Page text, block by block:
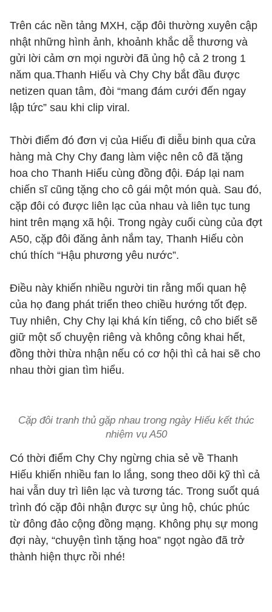
Trên các nền tảng MXH, cặp đôi thường xuyên cập
nhật những hình ảnh, khoảnh khắc dễ thương và
gửi lời cảm ơn mọi người đã ủng hộ cả 2 trong 1
năm qua.Thanh Hiếu và Chy Chy bắt đầu được
netizen quan tâm, đòi “mang đám cưới đến ngay
lập tức” sau khi clip viral.
Thời điểm đó đơn vị của Hiếu đi diễu binh qua cửa
hàng mà Chy Chy đang làm việc nên cô đã tặng
hoa cho Thanh Hiếu cùng đồng đội. Đáp lại nam
chiến sĩ cũng tặng cho cô gái một món quà. Sau đó,
cặp đôi có được liên lạc của nhau và liên tục tung
hint trên mạng xã hội. Trong ngày cuối cùng của đợt
A50, cặp đôi đăng ảnh nắm tay, Thanh Hiếu còn
chú thích “Hậu phương yêu nước”.
Điều này khiến nhiều người tin rằng mối quan hệ
của họ đang phát triển theo chiều hướng tốt đẹp.
Tuy nhiên, Chy Chy lại khá kín tiếng, cô cho biết sẽ
giữ một số chuyện riêng và không công khai hết,
đồng thời thừa nhận nếu có cơ hội thì cả hai sẽ cho
nhau thời gian tìm hiểu.
Cặp đôi tranh thủ gặp nhau trong ngày Hiếu kết thúc
nhiệm vụ A50
Có thời điểm Chy Chy ngừng chia sẻ về Thanh
Hiếu khiến nhiều fan lo lắng, song theo dõi kỹ thì cả
hai vẫn duy trì liên lạc và tương tác. Trong suốt quá
trình đó cặp đôi nhận được sự ủng hộ, chúc phúc
từ đông đảo cộng đồng mạng. Không phụ sự mong
đợi này, “chuyện tình tặng hoa” ngọt ngào đã trở
thành hiện thực rồi nhé!